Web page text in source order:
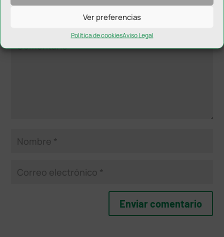
Ver preferencias
Política de cookiesAviso Legal
campos obligatorios están marcados con